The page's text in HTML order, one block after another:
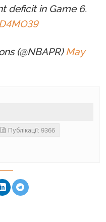
deficit in Game 6.
(@NBAPR) May
Публікації: 9366